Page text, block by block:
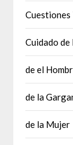
Cuidado de
de el
de la
de la Mujer